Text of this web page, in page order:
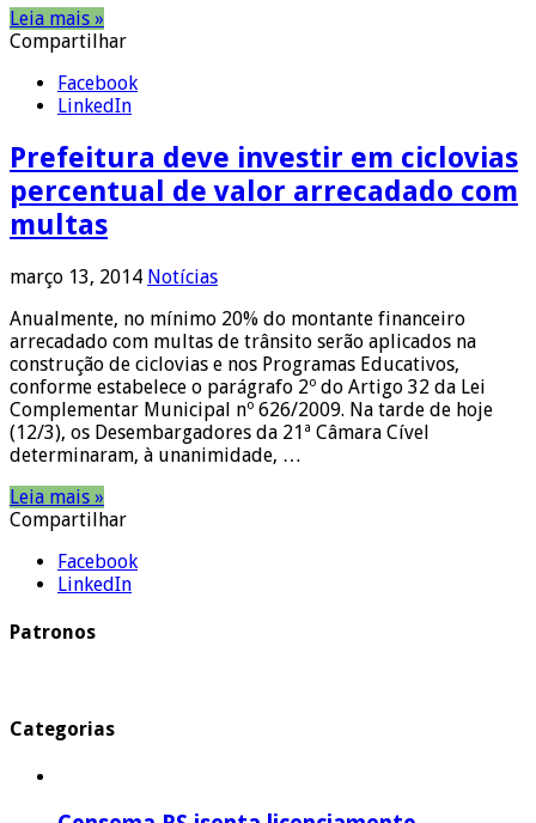
Leia mais »
Compartilhar
Facebook
LinkedIn
Prefeitura deve investir em ciclovias
percentual de valor arrecadado com
multas
março 13, 2014 Notícias
Anualmente, no mínimo 20% do montante financeiro
arrecadado com multas de trânsito serão aplicados na
construção de ciclovias e nos Programas Educativos,
conforme estabelece o parágrafo 2º do Artigo 32 da Lei
Complementar Municipal nº 626/2009. Na tarde de hoje
(12/3), os Desembargadores da 21ª Câmara Cível
determinaram, à unanimidade, …
Leia mais »
Compartilhar
Facebook
LinkedIn
Patronos
Categorias